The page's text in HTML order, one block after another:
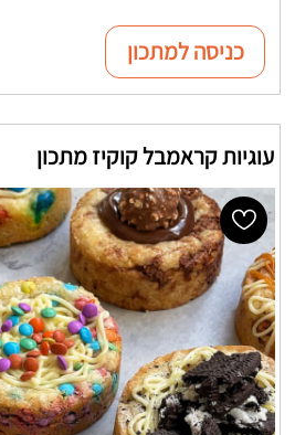
כניסה למתכון
עוגיות קראמבל קוקיז מתכון